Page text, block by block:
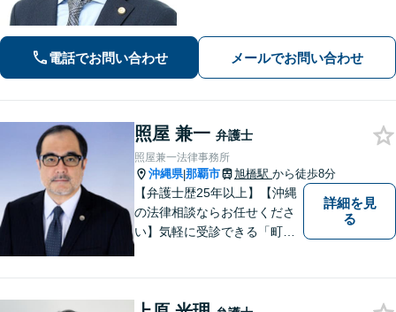
来を明るいものにするお手伝いをさせ
ていただきます。【分割払い可】
電話でお問い合わせ メールでお問い合わせ
照屋 兼一 弁護士
照屋兼一法律事務所
沖縄県|那覇市 旭橋駅 から徒歩8分
【弁護士歴25年以上】【沖縄
の法律相談ならお任せくださ
い】気軽に受診できる「町医
詳細を見
る